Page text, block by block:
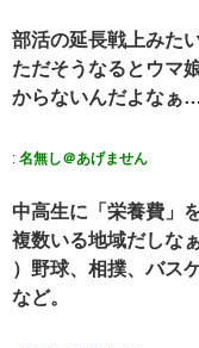
部活の延長戦上みた
ただそうなるとウマ
からないんだよなぁ
: 名無し＠あげません
中高生に「栄養費」
複数いる地域だしな
）野球、相撲、バス
など。